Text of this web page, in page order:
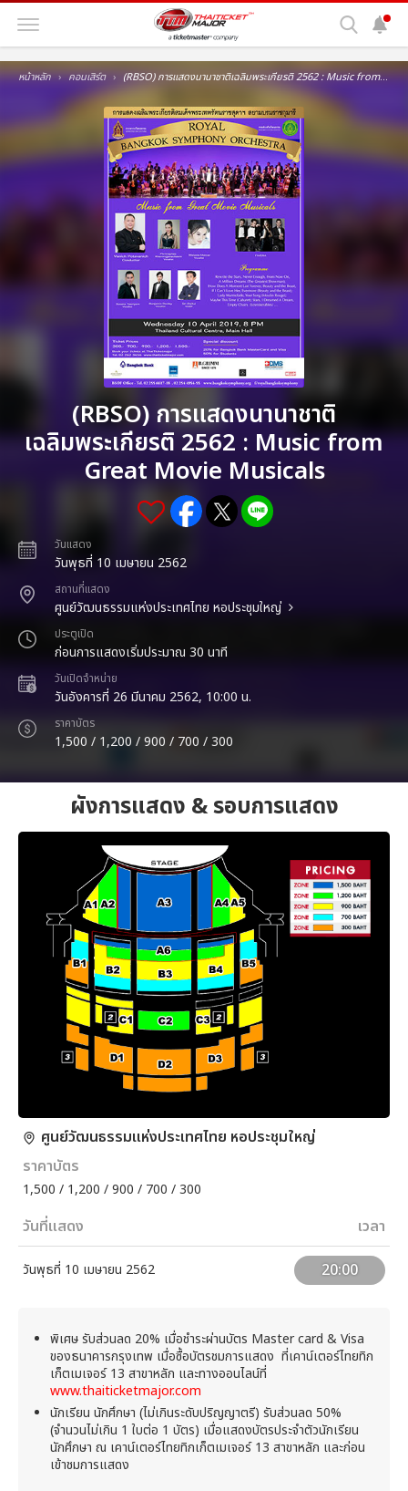
หน้าหลัก คอนเสิร์ต (RBSO) การแสดงนานาชาติเฉลิมพระเกียรติ 2562 : Music from Great Movie Musicals
(RBSO) การแสดงนานาชาติ
เฉลิมพระเกียรติ 2562 : Music from
Great Movie Musicals
วันแสดง
วันพุธที่ 10 เมษายน 2562
สถานที่แสดง
ศูนย์วัฒนธรรมแห่งประเทศไทย หอประชุมใหญ่
ประตูเปิด
ก่อนการแสดงเริ่มประมาณ 30 นาที
วันเปิดจำหน่าย
วันอังคารที่ 26 มีนาคม 2562, 10:00 น.
ราคาบัตร
1,500 / 1,200 / 900 / 700 / 300
ผังการแสดง & รอบการแสดง
ศูนย์วัฒนธรรมแห่งประเทศไทย หอประชุมใหญ่
ราคาบัตร
1,500 / 1,200 / 900 / 700 / 300
วันที่แสดง เวลา
วันพุธที่ 10 เมษายน 2562 20:00
พิเศษ รับส่วนลด 20% เมื่อชำระผ่านบัตร Master card & Visa
ของธนาคารกรุงเทพ เมื่อซื้อบัตรชมการแสดง ที่เคาน์เตอร์ไทยทิก
เก็ตเมเจอร์ 13 สาขาหลัก และทางออนไลน์ที่
www.thaiticketmajor.com
นักเรียน นักศึกษา (ไม่เกินระดับปริญญาตรี) รับส่วนลด 50%
(จำนวนไม่เกิน 1 ใบต่อ 1 บัตร) เมื่อแสดงบัตรประจำตัวนักเรียน
นักศึกษา ณ เคาน์เตอร์ไทยทิกเก็ตเมเจอร์ 13 สาขาหลัก และก่อน
เข้าชมการแสดง